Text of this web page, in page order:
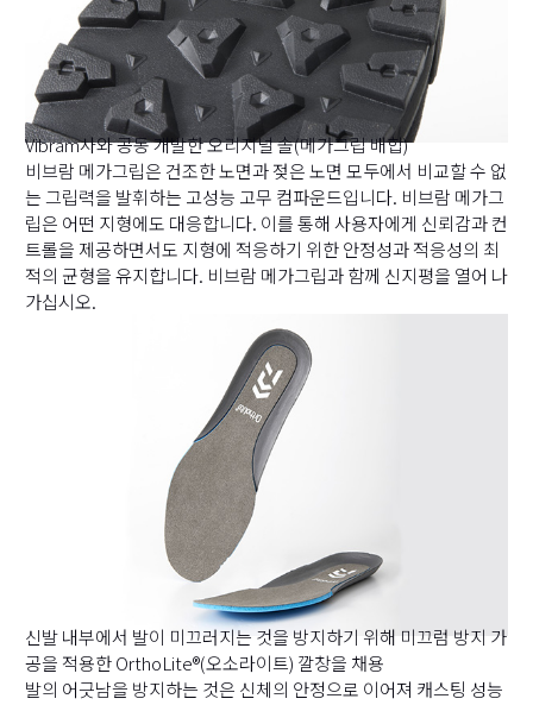
Vibram사와 공동 개발한 오리지널 솔(메가그립 배합)
비브람 메가그립은 건조한 노면과 젖은 노면 모두에서 비교할 수 없
는 그립력을 발휘하는 고성능 고무 컴파운드입니다. 비브람 메가그
립은 어떤 지형에도 대응합니다. 이를 통해 사용자에게 신뢰감과 컨
트롤을 제공하면서도 지형에 적응하기 위한 안정성과 적응성의 최
적의 균형을 유지합니다. 비브람 메가그립과 함께 신지평을 열어 나
가십시오.
신발 내부에서 발이 미끄러지는 것을 방지하기 위해 미끄럼 방지 가
공을 적용한 OrthoLite®(오소라이트) 깔창을 채용
발의 어긋남을 방지하는 것은 신체의 안정으로 이어져 캐스팅 성능